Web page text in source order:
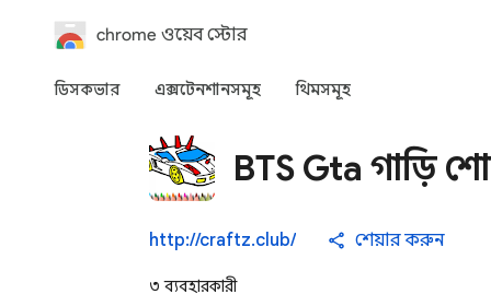
chrome ওয়েব স্টোর
ডিসকভার এক্সটেনশানসমূহ থিমসমূহ
BTS Gta গাড়ি
http://craftz.club/ শেয়ার করুন
৩ ব্যবহারকারী